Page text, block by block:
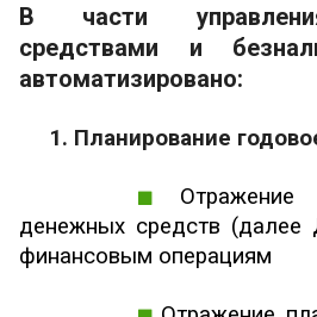
В части
средствами и
автоматизировано:
1. Планирование
Отражение
денежных средств
финансовым операциям